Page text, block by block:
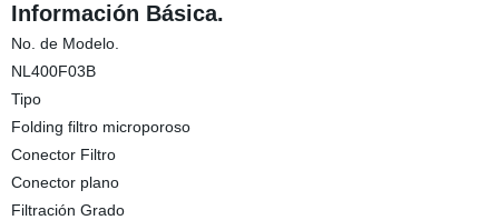
Información Básica.
No. de Modelo.
NL400F03B
Tipo
Folding filtro microporoso
Conector Filtro
Conector plano
Filtración Grado